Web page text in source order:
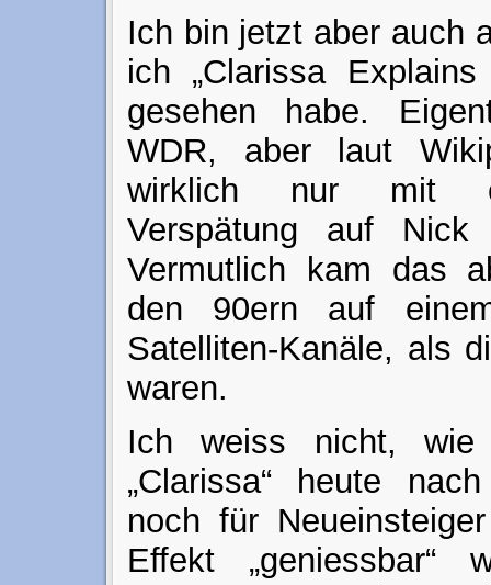
Ich bin jetzt aber auch
ich „Clarissa
gesehen habe.
WDR, aber laut
wirklich nur mit
Verspätung auf Nick
Vermutlich kam das
den 90ern auf
Satelliten-Kanäle, als
waren.
Ich weiss nicht, wie
„Clarissa“ heute
noch für
Effekt „geniessbar“